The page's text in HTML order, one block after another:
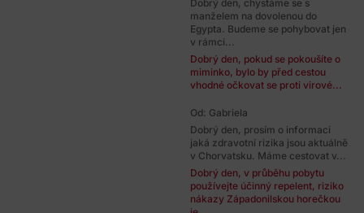
Dobrý den, chystáme se s
manželem na dovolenou do
Egypta. Budeme se pohybovat jen
v rámci...
Dobrý den, pokud se pokoušíte o
miminko, bylo by před cestou
vhodné očkovat se proti virové...
Od: Gabriela
Dobrý den, prosím o informaci
jaká zdravotní rizika jsou aktuálně
v Chorvatsku. Máme cestovat v...
Dobrý den, v průběhu pobytu
používejte účinný repelent, riziko
nákazy Západonilskou horečkou